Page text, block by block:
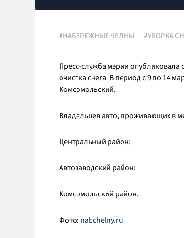
#НАБЕРЕЖНЫЕ ЧЕЛНЫ #УБОРКА
Пресс-служба мэрии опубликовала
очистка снега. В период с 9 по 14
Комсомольский.
Владельцев авто, проживающих в
Центральный район:
Автозаводский район:
Комсомольский район:
Фото: nabchelny.ru